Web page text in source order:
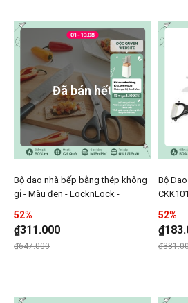
Đã bán hết
Thêm Bộ dao nhà bếp bằng
Thêmn Bộ dao
Bộ dao nhà bếp bằng thép không
gỉ - Màu đen - LocknLock -
52%
₫311.000
Giá giảm xuống từ
₫647.000đến
Bộ
CKK101
52%
Giá